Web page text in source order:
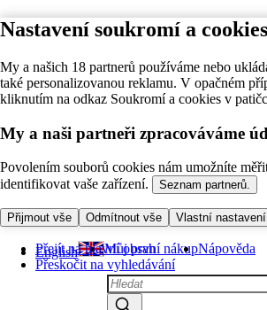
Nastavení soukromí a cookies
My a našich 18 partnerů používáme nebo
také personalizovanou reklamu. V opačném
kliknutím na odkaz Soukromí a cookies v
My a naši partneři zpracováváme
Povolením souborů cookies nám umožníte
identifikovat vaše zařízení.
Seznam partnerů.
Přijmout vše Odmítnout vše Vlastní nastavení
Přejít na hlavní obsah
Přeskočit na vyhledávání
English Můj první nákupNápověda